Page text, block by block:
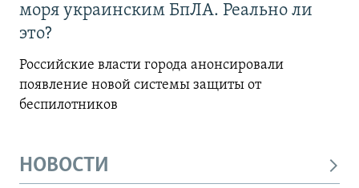
моря украинским БпЛА. Реально ли
это?
Российские власти города анонсировали
появление новой системы защиты от
беспилотников
НОВОСТИ